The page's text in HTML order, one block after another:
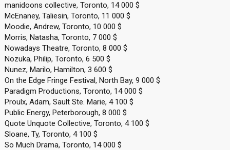
manidoons collective, Toronto, 14 000 $
McEnaney, Taliesin, Toronto, 11 000 $
Moodie, Andrew, Toronto, 10 000 $
Morris, Natasha, Toronto, 7 000 $
Nowadays Theatre, Toronto, 8 000 $
Nozuka, Philip, Toronto, 6 500 $
Nunez, Marilo, Hamilton, 3 600 $
On the Edge Fringe Festival, North Bay, 9 000 $
Paradigm Productions, Toronto, 14 000 $
Proulx, Adam, Sault Ste. Marie, 4 100 $
Public Energy, Peterborough, 8 000 $
Quote Unquote Collective, Toronto, 4 100 $
Sloane, Ty, Toronto, 4 100 $
So Much Drama, Toronto, 14 000 $